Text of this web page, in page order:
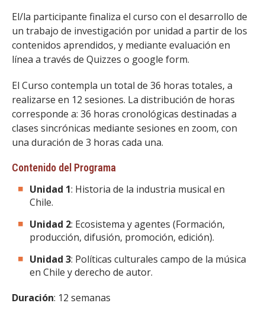
El/la participante finaliza el curso con el desarrollo de
un trabajo de investigación por unidad a partir de los
contenidos aprendidos, y mediante evaluación en
línea a través de Quizzes o google form.
El Curso contempla un total de 36 horas totales, a
realizarse en 12 sesiones. La distribución de horas
corresponde a: 36 horas cronológicas destinadas a
clases sincrónicas mediante sesiones en zoom, con
una duración de 3 horas cada una.
Contenido del Programa
Unidad 1: Historia de la industria musical en
Chile.
Unidad 2: Ecosistema y agentes (Formación,
producción, difusión, promoción, edición).
Unidad 3: Políticas culturales campo de la música
en Chile y derecho de autor.
Duración: 12 semanas